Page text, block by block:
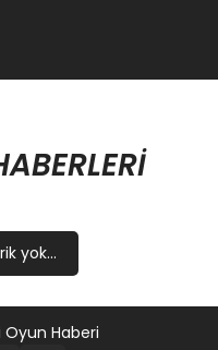
yok...
Oyun Haberi